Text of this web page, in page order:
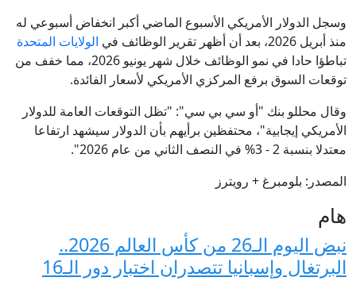
وسجل الدولار الأمريكي الأسبوع الماضي ⁠أكبر انخفاض أسبوعي له
منذ أبريل 2026، بعد أن أظهر تقرير الوظائف في
الولايات المتحدة
تباطؤا حادا في نمو الوظائف ⁠خلال شهر يونيو 2026، مما خفف من
توقعات السوق برفع المركزي الأمريكي لأسعار الفائدة.
وقال محللو بنك "⁠أو سي بي سي": "تظل التوقعات العامة للدولار
الأمريكي إيجابية"، محتفظين برأيهم بأن الدولار سيشهد ارتفاعا
معتدلا بنسبة 2 - 3% في النصف الثاني من عام 2026".
المصدر: بلومبرغ + رويترز
هام
نبض اليوم الـ26 من كأس العالم 2026..
البرتغال وإسبانيا تتصدران اختبار دور الـ16